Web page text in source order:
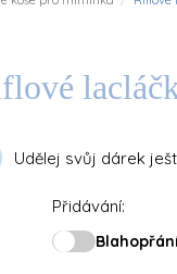
Udělej svůj dárek
Přidávání: